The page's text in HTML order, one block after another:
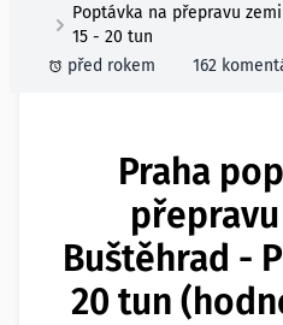
Poptávka na přepravu
15 - 20 tun
před rokem
162
Praha
Buštěhrad -
20 tun